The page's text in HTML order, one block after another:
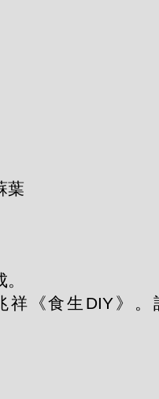
葉
祥《食生DIY》。